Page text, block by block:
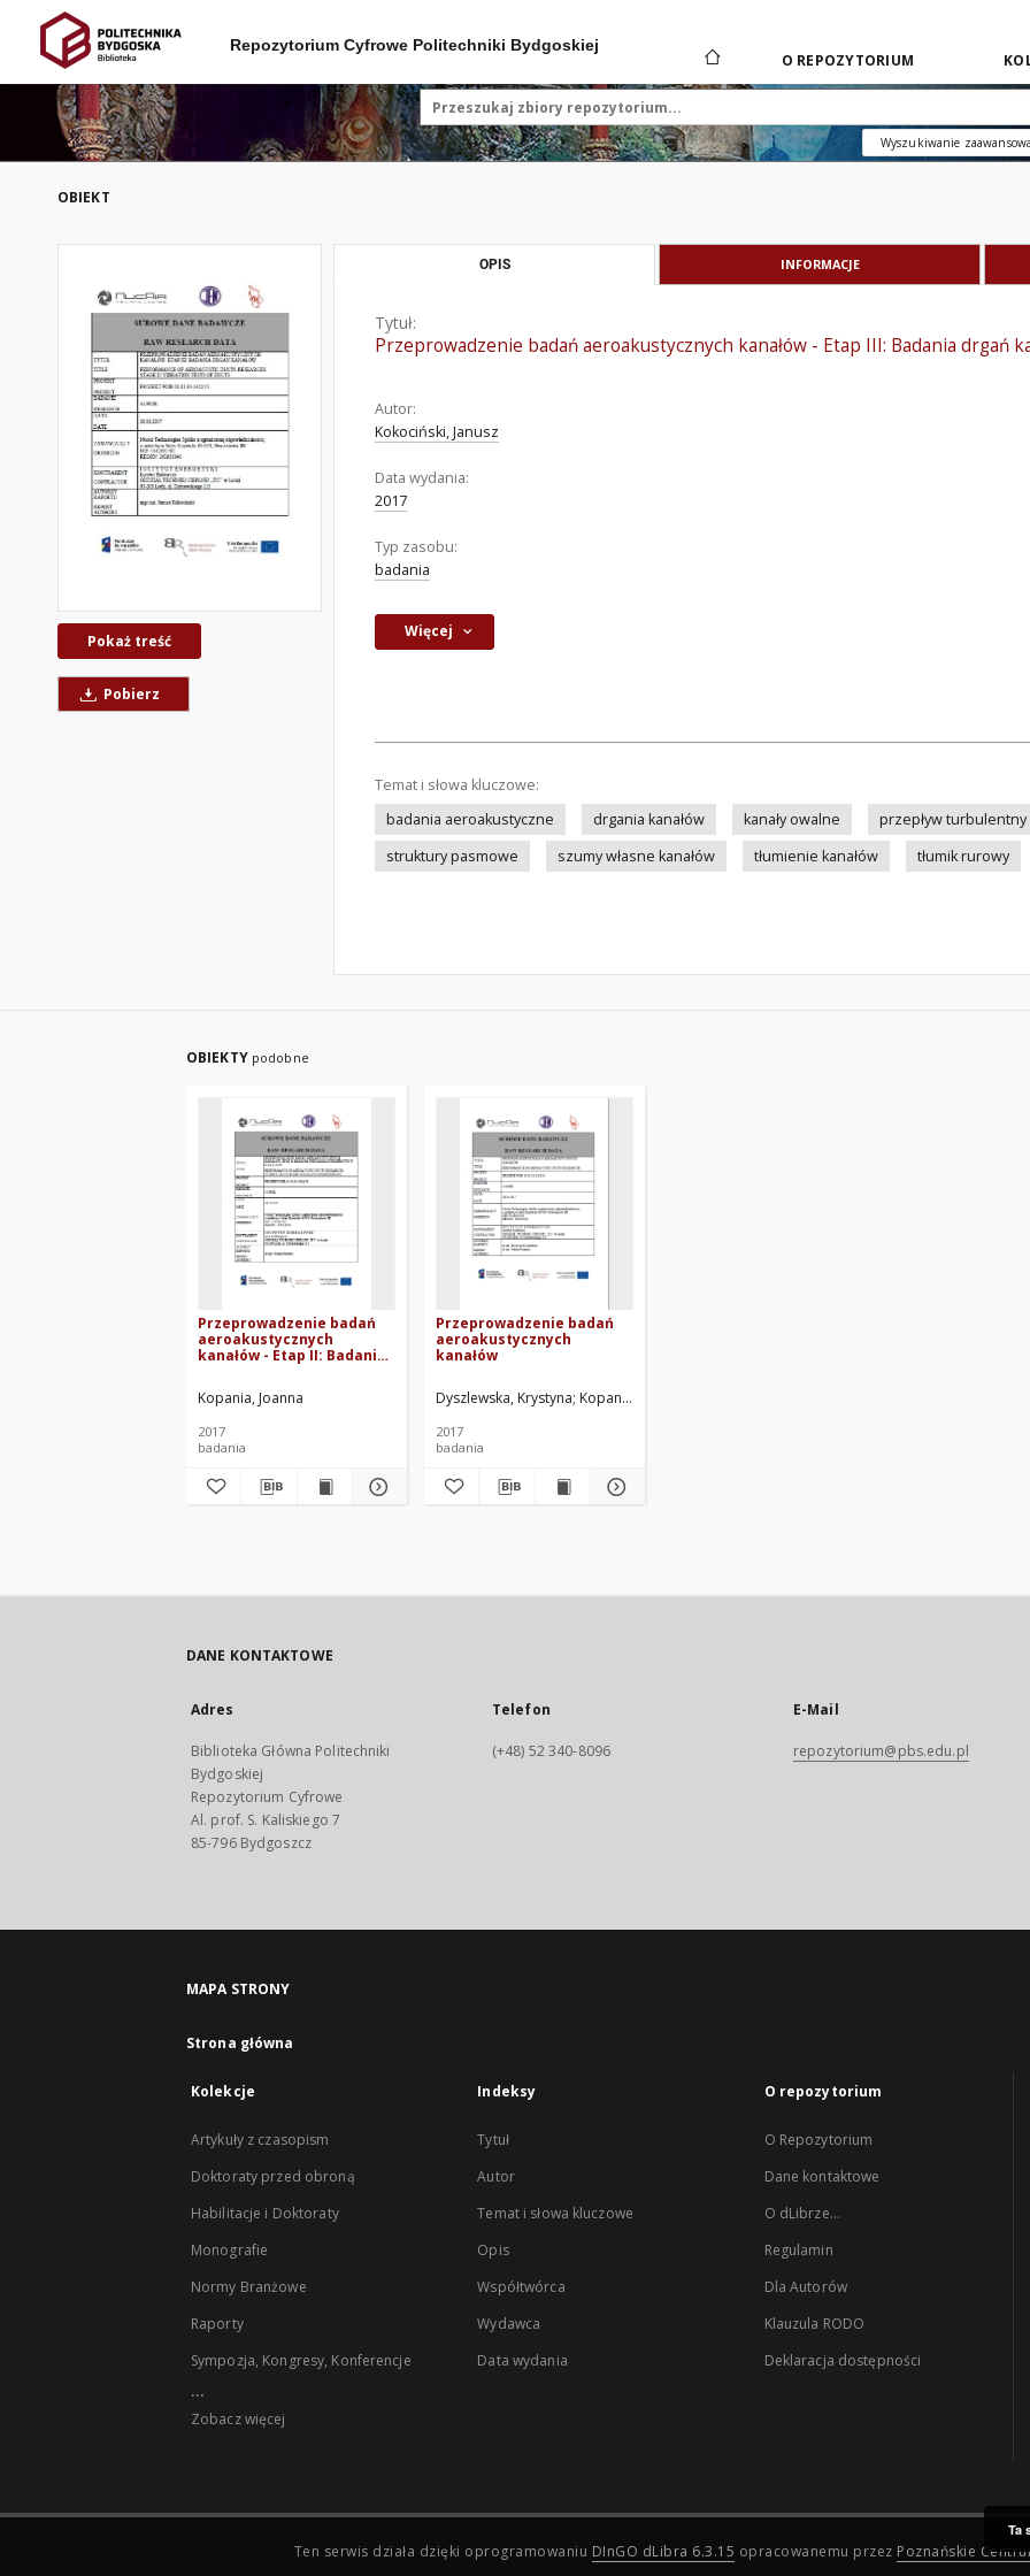
Repozytorium Cyfrowe Politechniki Bydgoskiej
O REPOZYTORIUM
Wyszukiwanie
OBIEKT
Pokaż treść
Pobierz
OPIS INFORMACJE
Tytuł:
Przeprowadzenie badań aeroakustycznych kanałów - Etap III: Badania drgań
Autor:
Kokociński, Janusz
Data wydania:
2017
Typ zasobu:
badania
Więcej
Temat i słowa kluczowe:
badania aeroakustyczne
drgania kanałów kanały owalne przepływ turbulentny
struktury pasmowe
szumy własne kanałów tłumienie kanałów tłumik rurowy
OBIEKTY podobne
Przeprowadzenie badań
aeroakustycznych
kanałów - Etap II: Badania
Kopania, Joanna
2017
badania
Przeprowadzenie badań
aeroakustycznych
kanałów
Dyszlewska, Krystyna Kopania, Joanna
2017
badania
DANE KONTAKTOWE
Adres
Biblioteka Główna Politechniki
Bydgoskiej
Repozytorium Cyfrowe
Al. prof. S. Kaliskiego 7
85-796 Bydgoszcz
Telefon
(+48) 52 340-8096
E-Mail
repozytorium@pbs.edu.pl
MAPA STRONY
Strona główna
Kolekcje
Artykuły z czasopism
Doktoraty przed obroną
Habilitacje i Doktoraty
Monografie
Normy Branżowe
Raporty
Sympozja, Kongresy, Konferencje
...
Zobacz więcej
Indeksy
Tytuł
Autor
Temat i słowa kluczowe
Opis
Współtwórca
Wydawca
Data wydania
O repozytorium
O Repozytorium
Dane kontaktowe
O dLibrze...
Regulamin
Dla Autorów
Klauzula RODO
Deklaracja dostępności
Ten serwis działa dzięki oprogramowaniu DInGO dLibra 6.3.15 opracowanemu przez Poznańskie
Ta